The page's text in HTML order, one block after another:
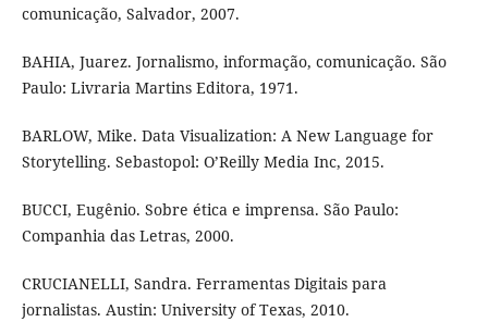
comunicação, Salvador, 2007.
BAHIA, Juarez. Jornalismo, informação, comunicação. São
Paulo: Livraria Martins Editora, 1971.
BARLOW, Mike. Data Visualization: A New Language for
Storytelling. Sebastopol: O’Reilly Media Inc, 2015.
BUCCI, Eugênio. Sobre ética e imprensa. São Paulo:
Companhia das Letras, 2000.
CRUCIANELLI, Sandra. Ferramentas Digitais para
jornalistas. Austin: University of Texas, 2010.